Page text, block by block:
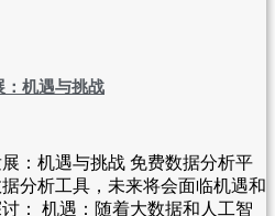
：机遇与挑战
：机遇与挑战 免费数据分析平
分析工具，未来将会面临机遇和
： 机遇：随着大数据和人工智